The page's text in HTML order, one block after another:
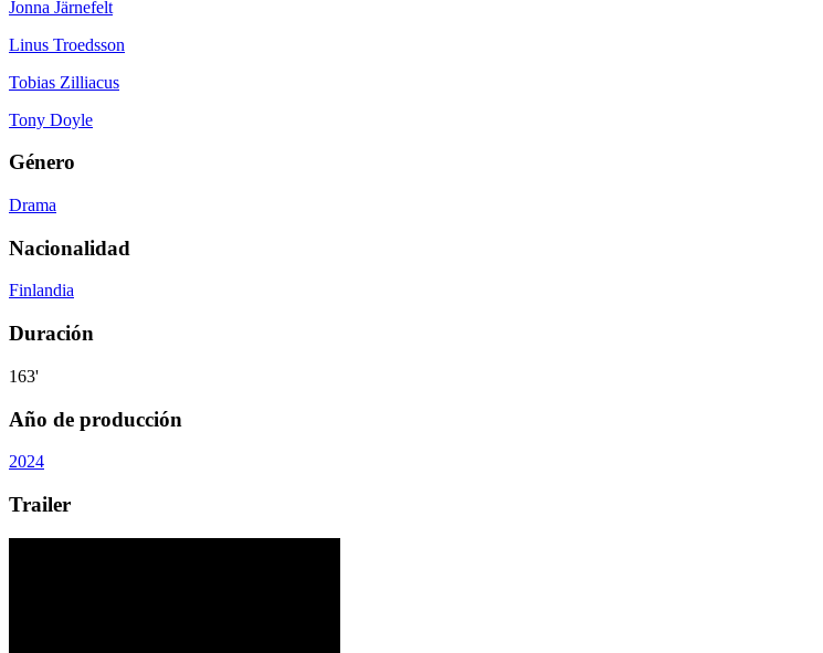
Jonna Järnefelt
Linus Troedsson
Tobias Zilliacus
Tony Doyle
Género
Drama
Nacionalidad
Finlandia
Duración
163'
Año de producción
2024
Trailer